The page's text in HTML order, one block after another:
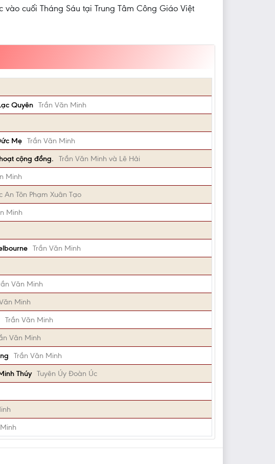
cuối Tháng Sáu tại Trung Tâm Công Giáo Việt
Quyên Trần Văn Minh
Mẹ Trần Văn Minh
cộng đồng.
Trần Văn Minh và Lê Hải
Minh
An Tôn Phạm Xuân Tạo
Minh
Trần Văn Minh
Văn Minh
Minh
Trần Văn Minh
Văn Minh
Trần Văn Minh
Thúy Tuyên Úy Đoàn Úc